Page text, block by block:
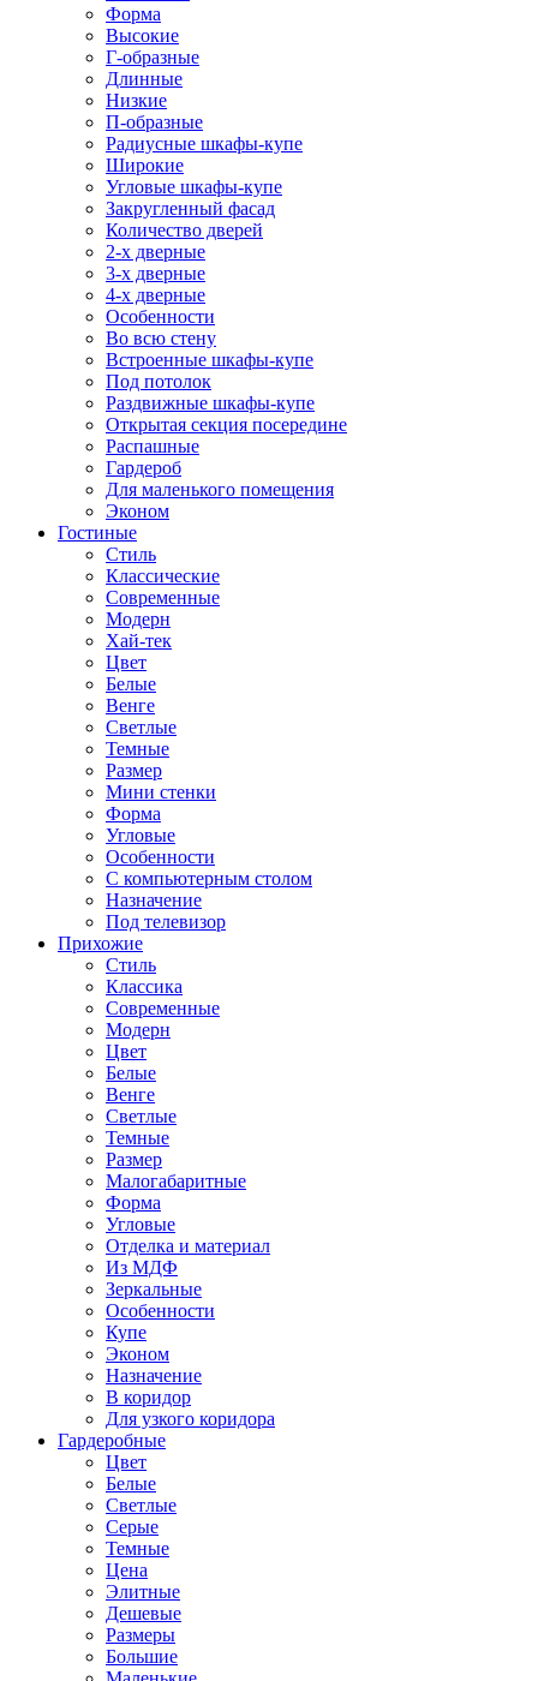
Форма
Высокие
Г-образные
Длинные
Низкие
П-образные
Радиусные шкафы-купе
Широкие
Угловые шкафы-купе
Закругленный фасад
Количество дверей
2-х дверные
3-х дверные
4-х дверные
Особенности
Во всю стену
Встроенные шкафы-купе
Под потолок
Раздвижные шкафы-купе
Открытая секция посередине
Распашные
Гардероб
Для маленького помещения
Эконом
Гостиные
Стиль
Классические
Современные
Модерн
Хай-тек
Цвет
Белые
Венге
Светлые
Темные
Размер
Мини стенки
Форма
Угловые
Особенности
С компьютерным столом
Назначение
Под телевизор
Прихожие
Стиль
Классика
Современные
Модерн
Цвет
Белые
Венге
Светлые
Темные
Размер
Малогабаритные
Форма
Угловые
Отделка и материал
Из МДФ
Зеркальные
Особенности
Купе
Эконом
Назначение
В коридор
Для узкого коридора
Гардеробные
Цвет
Белые
Светлые
Серые
Темные
Цена
Элитные
Дешевые
Размеры
Большие